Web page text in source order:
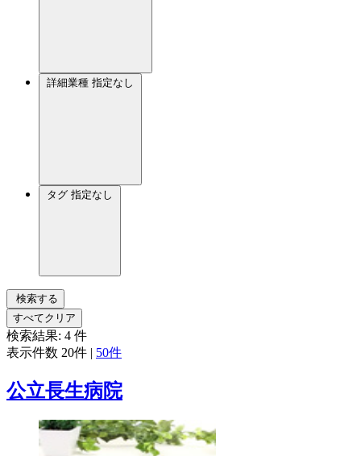
詳細業種 指定なし
タグ 指定なし
検索する
すべてクリア
検索結果: 4 件
表示件数 20件 | 50件
公立長生病院